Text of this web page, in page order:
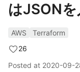
はJSON
AWS
Terraform
26
Posted at 2020-09-